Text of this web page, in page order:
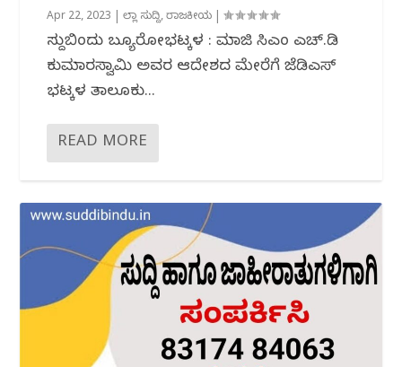
Apr 22, 2023 |ಜಿಲ್ಲಾ ಸುದ್ದಿ,ರಾಜಕೀಯ |
ಸುದ್ದಿಬಿಂದು ಬ್ಯೂರೋಭಟ್ಕಳ : ಮಾಜಿ ಸಿಎಂ ಎಚ್.ಡಿ
ಕುಮಾರಸ್ವಾಮಿ ಅವರ ಆದೇಶದ ಮೇರೆಗೆ ಜೆಡಿಎಸ್
ಭಟ್ಕಳ ತಾಲೂಕು...
READ MORE